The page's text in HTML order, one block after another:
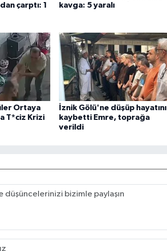
çarptı: 1
kavga: 5 yaralı
Ortaya
T*ciz Krizi
İznik Gölü'ne düşüp hayatını
kaybetti Emre, toprağa
verildi